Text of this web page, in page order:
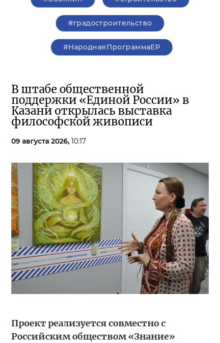
#градостроительство
#НароднаяПрограммаЕР
В штабе общественной
поддержки «Единой России» в
Казани открылась выставка
философской живописи
09 августа 2026, 10:17
Проект реализуется совместно с
Российским обществом «Знание»